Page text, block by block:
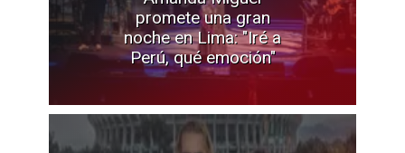
promete una gran
noche en Lima: "Iré a
Perú, qué emoción"